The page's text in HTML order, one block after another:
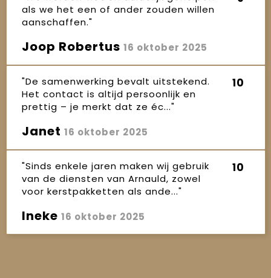
als we het een of ander zouden willen
aanschaffen."
Joop Robertus 16 oktober 2025
"De samenwerking bevalt uitstekend.
Het contact is altijd persoonlijk en
prettig – je merkt dat ze éc..."
10
Janet 16 oktober 2025
"Sinds enkele jaren maken wij gebruik
van de diensten van Arnauld, zowel
voor kerstpakketten als ande..."
10
Ineke 16 oktober 2025